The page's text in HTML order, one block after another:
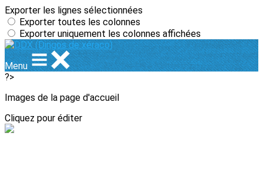
Exporter les lignes sélectionnées
Exporter toutes les colonnes
Exporter uniquement les colonnes affichées
Menu
?>
Images de la page d'accueil
Cliquez pour éditer